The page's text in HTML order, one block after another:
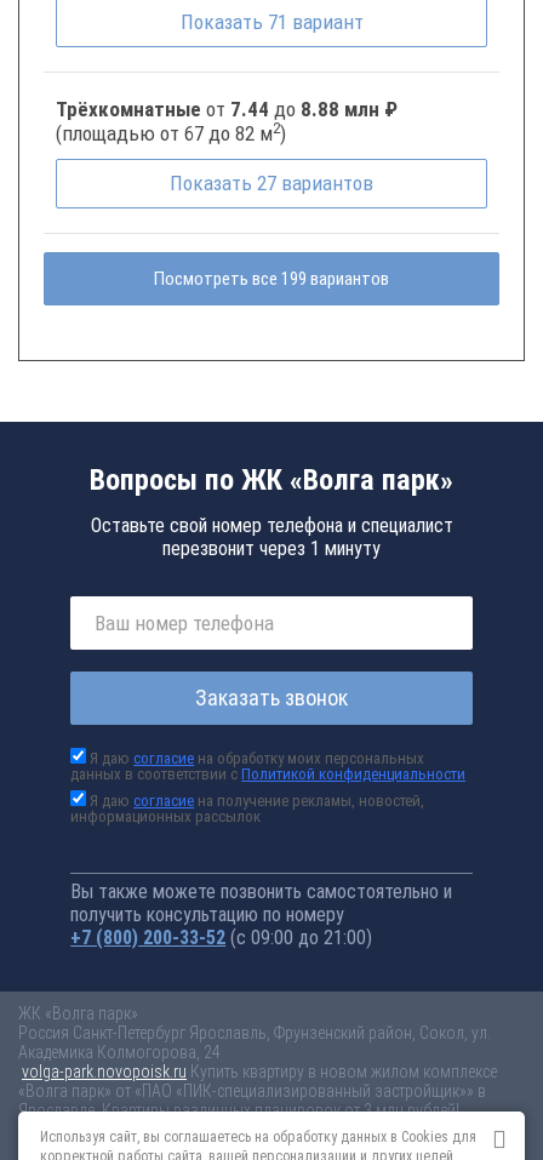
Показать 71 вариант
Трёхкомнатные от 7.44 до 8.88 млн ₽
(площадью от 67 до 82 м2)
Показать 27 вариантов
Посмотреть все 199 вариантов
Вопросы по ЖК «Волга парк»
Оставьте свой номер телефона и специалист
перезвонит через 1 минуту
Заказать звонок
Я даюсогласие на обработку моих персональных
данных в соответствии сПолитикой конфиденциальности
Я даюсогласие на получение рекламы, новостей,
информационных рассылок
Вы также можете позвонить самостоятельно и
получить консультацию по номеру
+7 (800) 200-33-52 (с 09:00 до 21:00)
ЖК «Волга парк»
Россия Санкт-Петербург Ярославль, Фрунзенский район, Сокол, ул.
Академика Колмогорова, 24
volga-park.novopoisk.ru Купить квартиру в новом жилом комплексе
«Волга парк» от «ПАО «ПИК-специализированный застройщик»» в
Ярославле. Квартиры различных планировок от 3 млн рублей!
Новостройки Санкт-ПетербургаНовостройки Москвы
Используя сайт, вы соглашаетесь на обработку данных в Cookies для
корректной работы сайта, вашей персонализации и других целей,